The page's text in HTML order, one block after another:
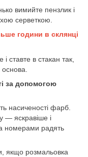
вимийте пензлик і
серветкою.
години в склянці
ставте в стакан так,
за допомогою
насиченості фарб.
— яскравіше і
номерами радять
якщо розмальовка